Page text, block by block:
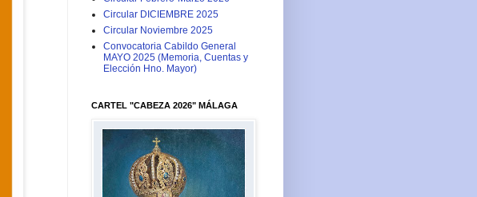
Circular DICIEMBRE 2025
Circular Noviembre 2025
Convocatoria Cabildo General
MAYO 2025 (Memoria, Cuentas y
Elección Hno. Mayor)
CARTEL "CABEZA 2026" MÁLAGA